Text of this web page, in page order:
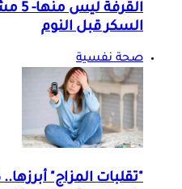
السكر قبل النوم
صحة نفسية
"تقلبات المزاج"